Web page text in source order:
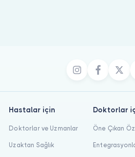
Hastalar için
Doktorlar ve Uzmanlar
Uzaktan Sağlık
Doktorlar
Öne Çıkan